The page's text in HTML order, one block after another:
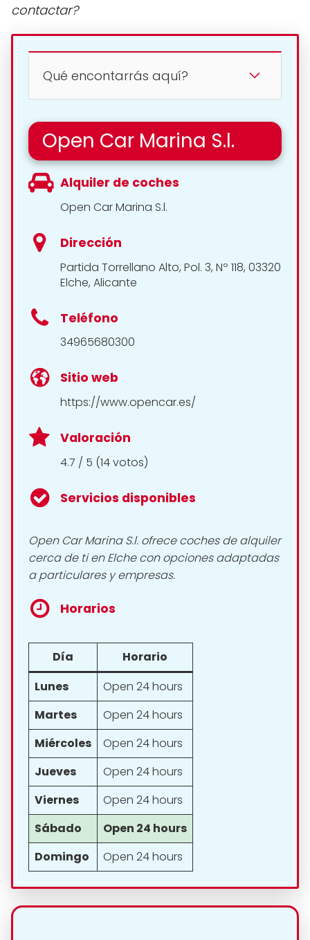
contactar?
Qué encontarrás aquí?
Open Car Marina S.l.
Alquiler de coches
Open Car Marina S.l.
Dirección
Partida Torrellano Alto, Pol. 3, Nº 118, 03320
Elche, Alicante
Teléfono
34965680300
Sitio web
https://www.opencar.es/
Valoración
4.7 / 5 (14 votos)
Servicios disponibles
Open Car Marina S.l. ofrece coches de alquiler
cerca de ti en Elche con opciones adaptadas
a particulares y empresas.
Horarios
Día
Horario
Lunes
Open 24 hours
Martes
Open 24 hours
Miércoles
Open 24 hours
Jueves
Open 24 hours
Viernes
Open 24 hours
Sábado
Open 24 hours
Domingo
Open 24 hours